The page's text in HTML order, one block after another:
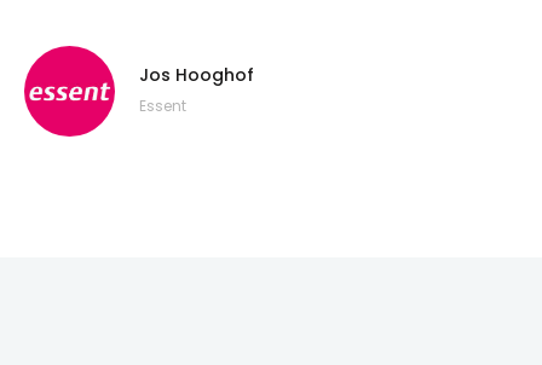
Jos Hooghof
Essent